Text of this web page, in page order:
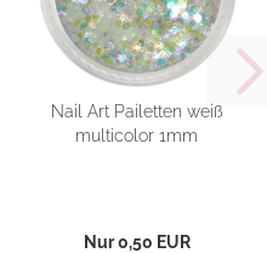
Nail Art Pailetten weiß
multicolor 1mm
Nur 0,50 EUR